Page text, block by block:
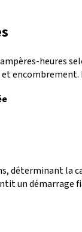
heures
déterminant
un démarrage